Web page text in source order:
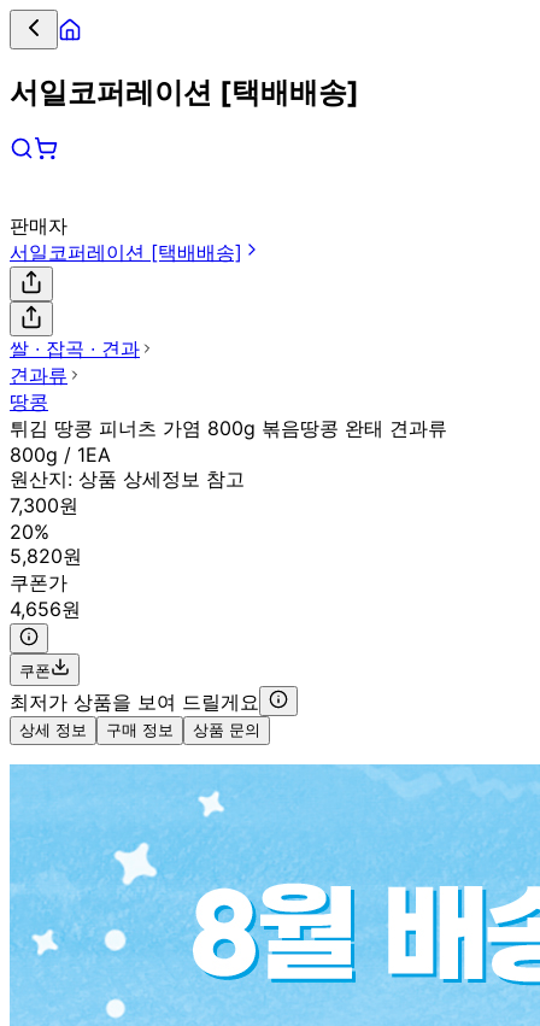
서일코퍼레이션 [택배배송]
판매자
서일코퍼레이션 [택배배송]
쌀 ∙ 잡곡 ∙ 견과
견과류
땅콩
튀김 땅콩 피너츠 가염 800g 볶음땅콩 완태 견과류
800g / 1EA
원산지: 상품 상세정보 참고
7,300원
20%
5,820원
쿠폰가
4,656원
쿠폰
최저가 상품을 보여 드릴게요
상세 정보 구매 정보 상품 문의